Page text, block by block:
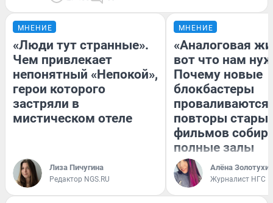
МНЕНИЕ
«Люди тут странные».
Чем привлекает
непонятный «Непокой»,
герои которого
застряли в
мистическом отеле
Лиза Пичугина
Редактор NGS.RU
МНЕНИЕ
«Аналоговая
вот что нам
Почему новые
блокбастеры
повторы
фильмов
полные залы
Алёна
Журналист НГС